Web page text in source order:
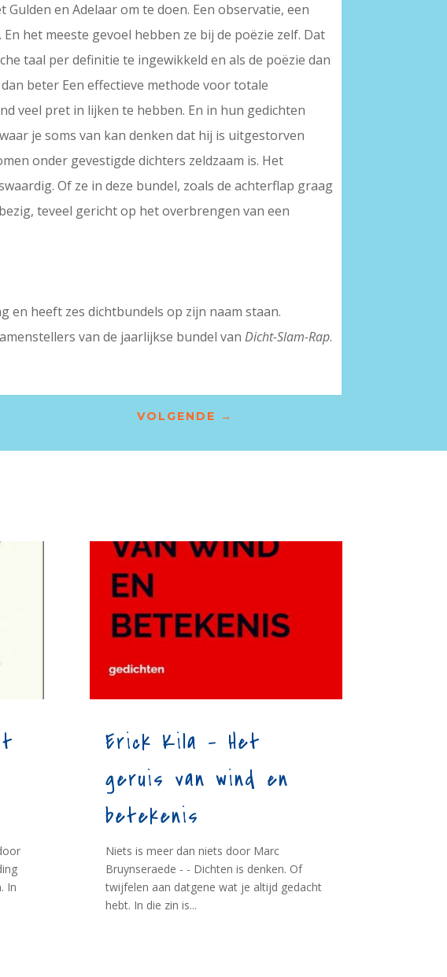
Gulden en Adelaar om te doen. Een observatie, een
het meeste gevoel hebben ze bij de poëzie zelf. Dat
taal per definitie te ingewikkeld en als de poëzie dan
beter Een effectieve methode voor totale
veel pret in lijken te hebben. En in hun gedichten
je soms van kan denken dat hij is uitgestorven
onder gevestigde dichters zeldzaam is. Het
Of ze in deze bundel, zoals de achterflap graag
teveel gericht op het overbrengen van een
en heeft zes dichtbundels op zijn naam staan.
van de jaarlijkse bundel vanDicht-Slam-Rap.
VOLGENDE →
In
Erick Kila – Het
geruis van wind en
betekenis
Niets is meer dan niets door Marc
Bruynseraede - - Dichten is denken. Of
twijfelen aan datgene wat je altijd gedacht
hebt. In die zin is...